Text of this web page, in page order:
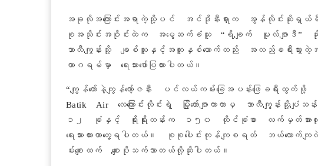
အခုလိုအကြောင်းအရာကဲ့သို့ပင် အင်ဒိုနီးရှားက အွန်လိုင်းဆိုရှယ်မီဒီယာတွေ
စုအသိုင်းအဝိုင်းထဲက အမွေဆက်ခံသူ “ရိချက် မူလ်ဂျာဒီ” ဆို
ဘာလီကျွန်းသို့ ချစ်သူနှင့်အတူနှစ်ယောက်တည်း အလည်ခရီးသွာ
တာဂရမ်မှာ ရေးသားဖော်ပြထားပါတယ်။
“ကျွန်တော်နဲ့ကျွန်တော့်ဇနီး ပင်လယ်ကမ်းခြေအပန်းဖြေခ
Batik Air လေကြောင်းလိုင်းရဲ့ မြို့တော်ဂျာကာတာမှ ဘာလီကျွန်းသို့ပ
၁၂ ခုံနှင့် ရိုးရိုုးတန်းက ၁၅၀ ထိုင်ခုံစာ လက်မှတ်အားလုံး
ရေးသားထားတာတွေ့ရပါတယ်။ စုစုပေါင်းကုန်ကျစရတ် ဘယ်လောက်က
မ်းစျေးထက် စျေးပိုသက်သာတယ်လို့ဆိုပါတယ်။